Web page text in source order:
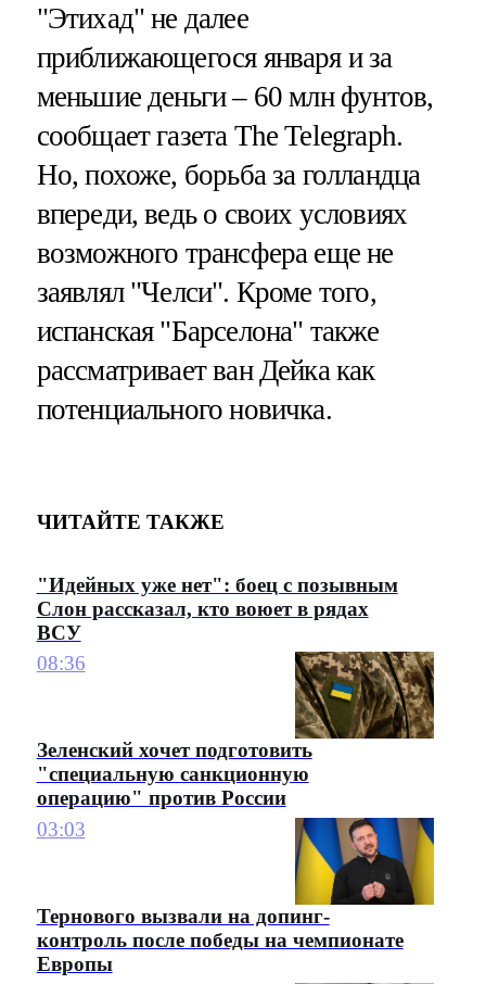
"Этихад" не далее
приближающегося января и за
меньшие деньги – 60 млн фунтов,
сообщает газета The Telegraph.
Но, похоже, борьба за голландца
впереди, ведь о своих условиях
возможного трансфера еще не
заявлял "Челси". Кроме того,
испанская "Барселона" также
рассматривает ван Дейка как
потенциального новичка.
ЧИТАЙТЕ ТАКЖЕ
"Идейных уже нет": боец с позывным
Слон рассказал, кто воюет в рядах
ВСУ
08:36
Зеленский хочет подготовить
"специальную санкционную
операцию" против России
03:03
Тернового вызвали на допинг-
контроль после победы на чемпионате
Европы